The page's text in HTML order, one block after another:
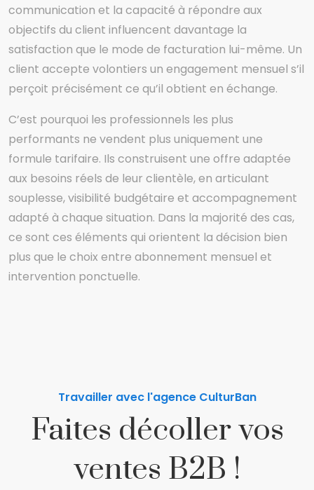
communication et la capacité à répondre aux
objectifs du client influencent davantage la
satisfaction que le mode de facturation lui-même. Un
client accepte volontiers un engagement mensuel s’il
perçoit précisément ce qu’il obtient en échange.
C’est pourquoi les professionnels les plus
performants ne vendent plus uniquement une
formule tarifaire. Ils construisent une offre adaptée
aux besoins réels de leur clientèle, en articulant
souplesse, visibilité budgétaire et accompagnement
adapté à chaque situation. Dans la majorité des cas,
ce sont ces éléments qui orientent la décision bien
plus que le choix entre abonnement mensuel et
intervention ponctuelle.
Travailler avec l'agence CulturBan
Faites décoller vos
ventes B2B !